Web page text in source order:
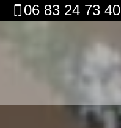
06 83 24 73 40